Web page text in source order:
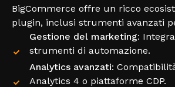
BigCommerce offre un ricco
plugin, inclusi strumenti avanzati
Gestione del marketing:
strumenti di automazione.
Analytics avanzati:
Analytics 4 o piattaforme CDP.